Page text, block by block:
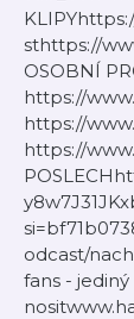
sthttps://
OSOBNÍ
https://
https://
https://
odcast/
fans -